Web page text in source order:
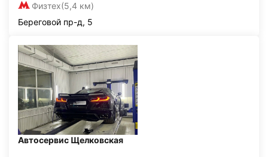
Физтех(5,4 км)
Береговой пр-д, 5
Автосервис Щелковская